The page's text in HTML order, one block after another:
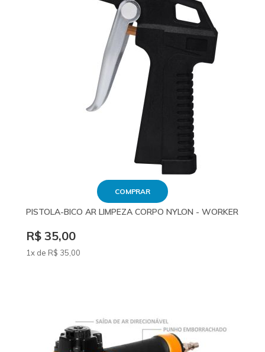
COMPRAR
PISTOLA-BICO AR LIMPEZA CORPO NYLON - WORKER
R$ 35,00
1x de R$ 35,00